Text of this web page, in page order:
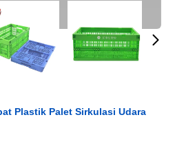
Plastik Palet Sirkulasi Udara